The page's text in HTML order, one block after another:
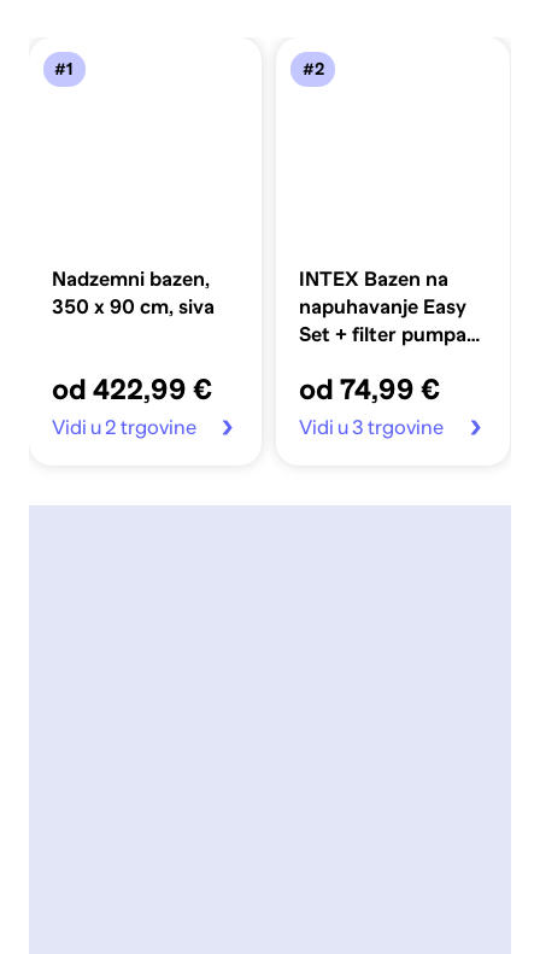
#1
Nadzemni bazen,
350 x 90 cm, siva
od 422,99 €
Vidi u 2 trgovine
#2
INTEX Bazen na
napuhavanje Easy
Set + filter pumpa
od 74,99 €
Vidi u 3 trgovine